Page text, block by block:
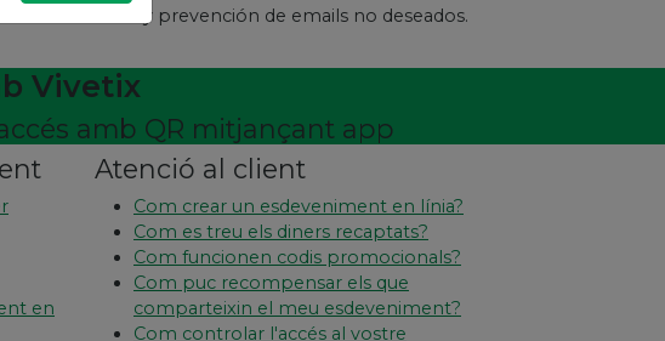
de datos y prevención de emails no deseados.
Vivetix
amb QR mitjançant app
en
Atenció al client
Com crear un esdeveniment en línia?
Com es treu els diners recaptats?
Com funcionen codis promocionals?
Com puc recompensar els que
comparteixin el meu esdeveniment?
Com controlar l'accés al vostre